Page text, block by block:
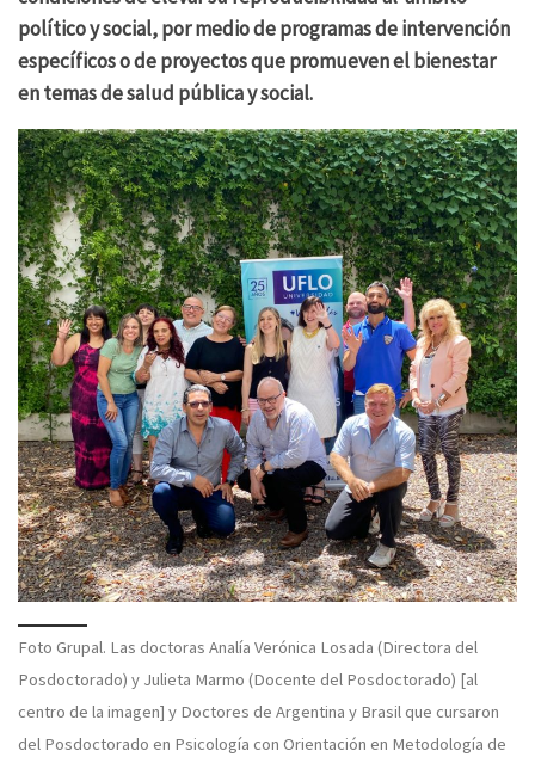
político y social, por medio de programas de intervención
específicos o de proyectos que promueven el bienestar
en temas de salud pública y social.
Foto Grupal. Las doctoras Analía Verónica Losada (Directora del
Posdoctorado) y Julieta Marmo (Docente del Posdoctorado) [al
centro de la imagen] y Doctores de Argentina y Brasil que cursaron
del Posdoctorado en Psicología con Orientación en Metodología de